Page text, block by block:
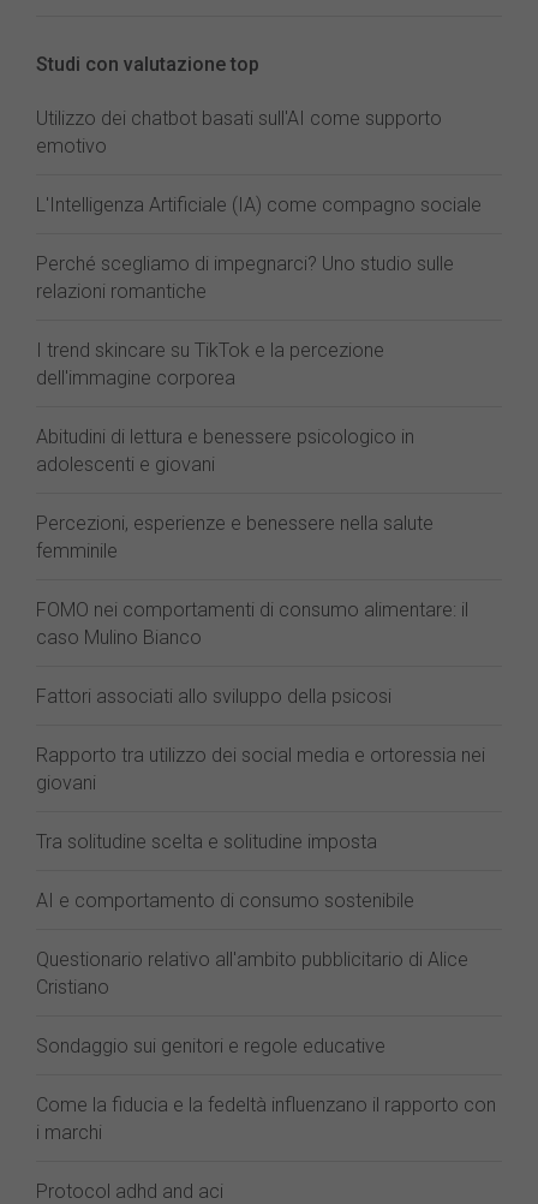
Studi con valutazione top
Utilizzo dei chatbot basati sull'AI come supporto
emotivo
L'Intelligenza Artificiale (IA) come compagno sociale
Perché scegliamo di impegnarci? Uno studio sulle
relazioni romantiche
I trend skincare su TikTok e la percezione
dell'immagine corporea
Abitudini di lettura e benessere psicologico in
adolescenti e giovani
Percezioni, esperienze e benessere nella salute
femminile
FOMO nei comportamenti di consumo alimentare: il
caso Mulino Bianco
Fattori associati allo sviluppo della psicosi
Rapporto tra utilizzo dei social media e ortoressia nei
giovani
Tra solitudine scelta e solitudine imposta
AI e comportamento di consumo sostenibile
Questionario relativo all'ambito pubblicitario di Alice
Cristiano
Sondaggio sui genitori e regole educative
Come la fiducia e la fedeltà influenzano il rapporto con
i marchi
Protocol adhd and aci